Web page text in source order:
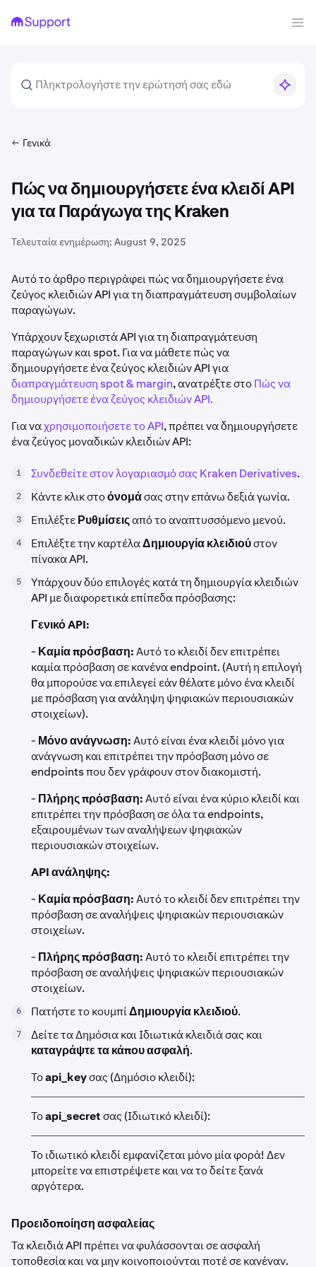
Γενικά
Πώς να δημιουργήσετε ένα κλειδί API
για τα Παράγωγα της Kraken
Τελευταία ενημέρωση: August 9, 2025
Αυτό το άρθρο περιγράφει πώς να δημιουργήσετε ένα
ζεύγος κλειδιών API για τη διαπραγμάτευση συμβολαίων
παραγώγων.
Υπάρχουν ξεχωριστά API για τη διαπραγμάτευση
παραγώγων και spot. Για να μάθετε πώς να
δημιουργήσετε ένα ζεύγος κλειδιών API για
διαπραγμάτευση spot & margin, ανατρέξτε στοΠώς να
δημιουργήσετε ένα ζεύγος κλειδιών API.
Για ναχρησιμοποιήσετε το API, πρέπει να δημιουργήσετε
ένα ζεύγος μοναδικών κλειδιών API:
1 Συνδεθείτε στον λογαριασμό σας Kraken Derivatives.
2 Κάντε κλικ στοόνομάσας στην επάνω δεξιά γωνία.
3 ΕπιλέξτεΡυθμίσειςαπό το αναπτυσσόμενο μενού.
4 Επιλέξτε την καρτέλαΔημιουργία κλειδιούστον
πίνακα API.
5
Υπάρχουν δύο επιλογές κατά τη δημιουργία κλειδιών
API με διαφορετικά επίπεδα πρόσβασης:
Γενικό API:
- Καμία πρόσβαση:Αυτό το κλειδί δεν επιτρέπει
καμία πρόσβαση σε κανένα endpoint. (Αυτή η επιλογή
θα μπορούσε να επιλεγεί εάν θέλατε μόνο ένα κλειδί
με πρόσβαση για ανάληψη ψηφιακών περιουσιακών
στοιχείων).
- Μόνο ανάγνωση:Αυτό είναι ένα κλειδί μόνο για
ανάγνωση και επιτρέπει την πρόσβαση μόνο σε
endpoints που δεν γράφουν στον διακομιστή.
- Πλήρης πρόσβαση:Αυτό είναι ένα κύριο κλειδί και
επιτρέπει την πρόσβαση σε όλα τα endpoints,
εξαιρουμένων των αναλήψεων ψηφιακών
περιουσιακών στοιχείων.
API ανάληψης:
- Καμία πρόσβαση:Αυτό το κλειδί δεν επιτρέπει την
πρόσβαση σε αναλήψεις ψηφιακών περιουσιακών
στοιχείων.
- Πλήρης πρόσβαση:Αυτό το κλειδί επιτρέπει την
πρόσβαση σε αναλήψεις ψηφιακών περιουσιακών
στοιχείων.
6 Πατήστε το κουμπίΔημιουργία κλειδιού.
7
Δείτε τα Δημόσια και Ιδιωτικά κλειδιά σας και
καταγράψτε τα κάπου ασφαλή.
Τοapi_keyσας (Δημόσιο κλειδί):
Τοapi_secretσας (Ιδιωτικό κλειδί):
Το ιδιωτικό κλειδί εμφανίζεται μόνο μία φορά! Δεν
μπορείτε να επιστρέψετε και να το δείτε ξανά
αργότερα.
Προειδοποίηση ασφαλείας
Τα κλειδιά API πρέπει να φυλάσσονται σε ασφαλή
τοποθεσία και να μην κοινοποιούνται ποτέ σε κανέναν.